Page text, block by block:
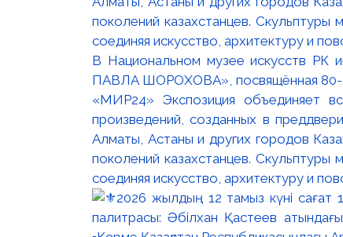
В Национальном музее искусств РК
ПАВЛА ШОРОХОВА», посвящённая 80-
«МИР24» Экспозиция объединяет
произведений, созданных в
Алматы, Астаны и других городов
поколений казахстанцев.
соединяя искусство, архитектуру и